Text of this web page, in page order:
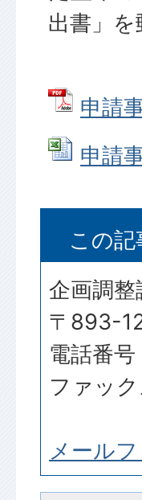
出書」
申請
申請
この
企画調
〒893-
電話番
ファッ
メール